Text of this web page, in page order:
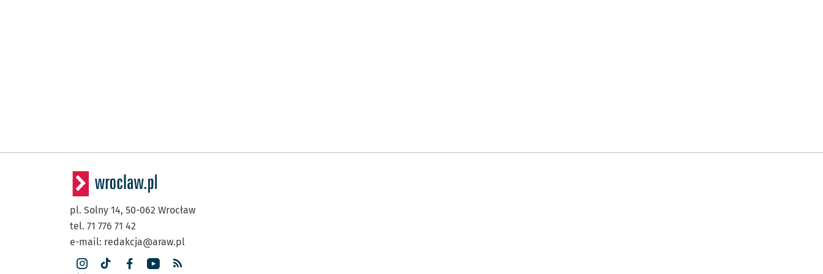
pl. Solny 14, 50-062 Wrocław
tel. 71 776 71 42
e-mail: redakcja@araw.pl